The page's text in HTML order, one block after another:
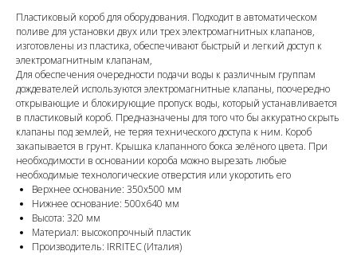
Пластиковый короб для оборудования. Подходит в автоматическом
поливе для установки двух или трех электромагнитных клапанов,
изготовлены из пластика, обеспечивают быстрый и легкий доступ к
электромагнитным клапанам,
Для обеспечения очередности подачи воды к различным группам
дождевателей используются электромагнитные клапаны, поочередно
открывающие и блокирующие пропуск воды, который устанавливается
в пластиковый короб. Предназначены для того что бы аккуратно скрыть
клапаны под землей, не теряя технического доступа к ним. Короб
закапывается в грунт. Крышка клапанного бокса зелёного цвета. При
необходимости в основании короба можно вырезать любые
необходимые технологические отверстия или укоротить его
Верхнее основание: 350x500 мм
Нижнее основание: 500x640 мм
Высота: 320 мм
Материал: высокопрочный пластик
Производитель: IRRITEC (Италия)